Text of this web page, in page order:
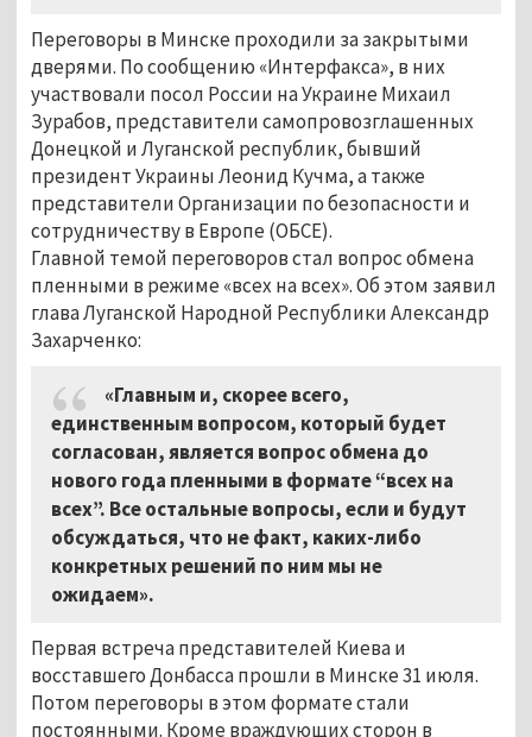
Переговоры в Минске проходили за закрытыми
дверями. По сообщению «Интерфакса», в них
участвовали посол России на Украине Михаил
Зурабов, представители самопровозглашенных
Донецкой и Луганской республик, бывший
президент Украины Леонид Кучма, а также
представители Организации по безопасности и
сотрудничеству в Европе (ОБСЕ).
Главной темой переговоров стал вопрос обмена
пленными в режиме «всех на всех». Об этом заявил
глава Луганской Народной Республики Александр
Захарченко:
«Главным и, скорее всего,
единственным вопросом, который будет
согласован, является вопрос обмена до
нового года пленными в формате “всех на
всех”. Все остальные вопросы, если и будут
обсуждаться, что не факт, каких-либо
конкретных решений по ним мы не
ожидаем».
Первая встреча представителей Киева и
восставшего Донбасса прошли в Минске 31 июля.
Потом переговоры в этом формате стали
постоянными. Кроме враждующих сторон в